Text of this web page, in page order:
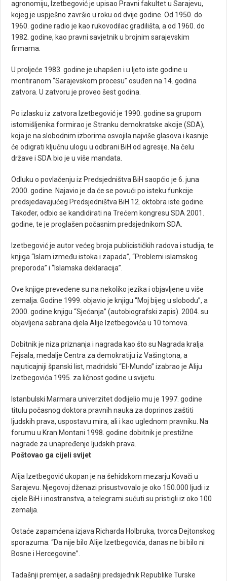
agronomiju, Izetbegović je upisao Pravni fakultet u Sarajevu,
kojeg je uspješno završio u roku od dvije godine. Od 1950. do
1960. godine radio je kao rukovodilac gradilišta, a od 1960. do
1982. godine, kao pravni savjetnik u brojnim sarajevskim
firmama.
U proljeće 1983. godine je uhapšen i u ljeto iste godine u
montiranom “Sarajevskom procesu” osuđen na 14. godina
zatvora. U zatvoru je proveo šest godina.
Po izlasku iz zatvora Izetbegović je 1990. godine sa grupom
istomišljenika formirao je Stranku demokratske akcije (SDA),
koja je na slobodnim izborima osvojila najviše glasova i kasnije
će odigrati ključnu ulogu u odbrani BiH od agresije. Na čelu
države i SDA bio je u više mandata.
Odluku o povlačenju iz Predsjedništva BiH saopćio je 6. juna
2000. godine. Najavio je da će se povući po isteku funkcije
predsjedavajućeg Predsjedništva BiH 12. oktobra iste godine.
Također, odbio se kandidirati na Trećem kongresu SDA 2001.
godine, te je proglašen počasnim predsjednikom SDA.
Izetbegović je autor većeg broja publicističkih radova i studija, te
knjiga “Islam između istoka i zapada”, “Problemi islamskog
preporoda” i “Islamska deklaracija”.
Ove knjige prevedene su na nekoliko jezika i objavljene u više
zemalja. Godine 1999. objavio je knjigu “Moj bijeg u slobodu”, a
2000. godine knjigu “Sjećanja” (autobiografski zapis). 2004. su
objavljena sabrana djela Alije Izetbegovića u 10 tomova.
Dobitnik je niza priznanja i nagrada kao što su Nagrada kralja
Fejsala, medalje Centra za demokratiju iz Vašingtona, a
najuticajniji španski list, madridski “El-Mundo” izabrao je Aliju
Izetbegovića 1995. za ličnost godine u svijetu.
Istanbulski Marmara univerzitet dodijelio mu je 1997. godine
titulu počasnog doktora pravnih nauka za doprinos zaštiti
ljudskih prava, uspostavu mira, ali i kao uglednom pravniku. Na
forumu u Kran Montani 1998. godine dobitnik je prestižne
nagrade za unapređenje ljudskih prava.
Poštovao ga cijeli svijet
Alija Izetbegović ukopan je na šehidskom mezarju Kovači u
Sarajevu. Njegovoj dženazi prisustvovalo je oko 150.000 ljudi iz
cijele BiH i inostranstva, a telegrami sućuti su pristigli iz oko 100
zemalja.
Ostaće zapamćena izjava Richarda Holbruka, tvorca Dejtonskog
sporazuma: “Da nije bilo Alije Izetbegovića, danas ne bi bilo ni
Bosne i Hercegovine”.
Tadašnji premijer, a sadašnji predsjednik Republike Turske